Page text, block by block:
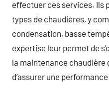
effectuer ces services. Ils
types de chaudières, y
condensation, basse
expertise leur permet de
la maintenance chaudière
d’assurer une